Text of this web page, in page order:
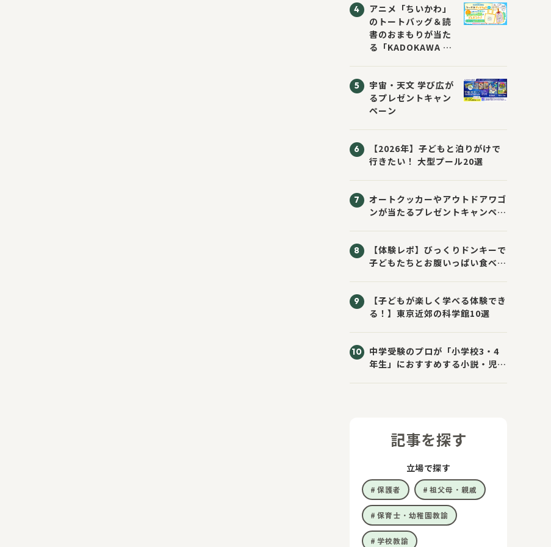
アニメ「ちいかわ」
のトートバッグ＆読
書のおまもりが当た
る「KADOKAWA ち
催！ スマホ壁紙は
応募者全員にプレゼ
ント！
宇宙・天文 学び広が
るプレゼントキャン
ペーン
【2026年】子どもと泊りがけで
行きたい！ 大型プール20選
オートクッカーやアウトドアワゴ
ンが当たるプレゼントキャンペー
【体験レポ】びっくりドンキーで
子どもたちとお腹いっぱい食べて
【子どもが楽しく学べる体験でき
る！】東京近郊の科学館10選
中学受験のプロが「小学校3・4
年生」におすすめする小説・児童
記事を探す
立場で探す
保護者 祖父母・親戚
保育士・幼稚園教諭
学校教諭